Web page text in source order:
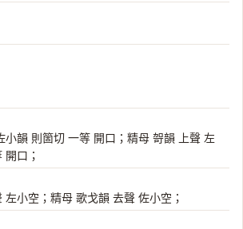
小韻 則箇切 一等 開口；精母 哿韻 上聲 左
口；
小空；精母 歌戈韻 去聲 佐小空；